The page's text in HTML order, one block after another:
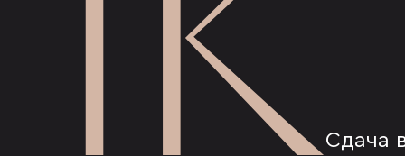
Сдача